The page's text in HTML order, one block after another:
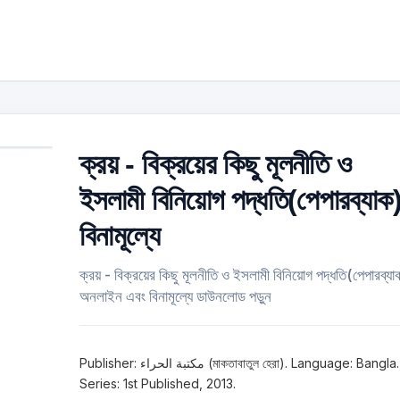
ক্রয় - বিক্রয়ের কিছু মূলনীতি ও
ইসলামী বিনিয়োগ
বিনামূল্যে
ক্রয় - বিক্রয়ের কিছু মূলনীতি ও ইসলামী বিনিয়োগ
অনলাইন এবং বিনামূল্যে ডাউনলোড পড়ুন
Publisher: مكتبة الحراء (মাকতাবাতুল হেরা). Language: Bangla.
Series: 1st Published, 2013.